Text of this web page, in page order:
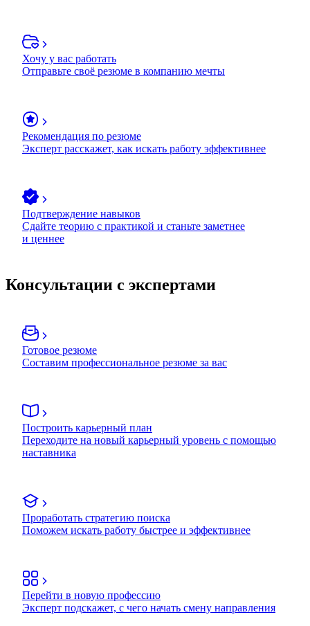
Хочу у вас работать
Отправьте своё резюме в компанию мечты
Рекомендация по резюме
Эксперт расскажет, как искать работу эффективнее
Подтверждение навыков
Сдайте теорию с практикой и станьте заметнее
и ценнее
Консультации с экспертами
Готовое резюме
Составим профессиональное резюме за вас
Построить карьерный план
Переходите на новый карьерный уровень с помощью
наставника
Проработать стратегию поиска
Поможем искать работу быстрее и эффективнее
Перейти в новую профессию
Эксперт подскажет, с чего начать смену направления